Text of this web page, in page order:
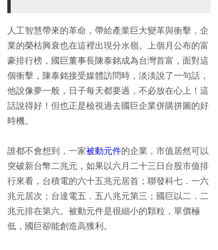
人工智慧帶來的革命，帶給產業巨大變革與衝擊，企
業的榮枯興衰也在這裡出現分水嶺。上個月公布的富
豪排行榜，國巨董事長陳泰銘成為台灣首富，面對這
個衝擊，陳泰銘接受媒體訪問時，淡淡說了一句話，
他說像夢一般，日子每天都要過，不必放在心上！這
話說得好！但也正是檢視過去國巨企業併購拼圖的好
時機。
誰都不會想到，一家被動元件的企業，市值居然可以
突破新台幣二兆元，如果以六月二十三日台股市值排
行來看，台積電的六十五兆元居首；聯發科七．一六
兆元居次；台達電五．五八兆元第三；國巨以二．二
兆元排在第六。被動元件是很細小的顆粒，單價極
低，國巨卻能創造高獲利。